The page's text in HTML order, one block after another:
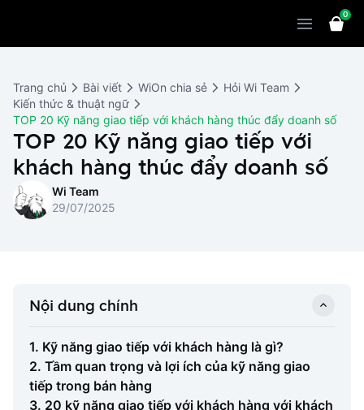
WiOn AI
WiOn Social
WiOn E-commerce
WiOn F&B
Chatbot
Marketing
CRM
Thiết kế website
Thiết bị
Bảng giá
Cùng WiOn
Báo chí
Thông báo
Wi Team
0
Trang chủ Bài viết WiOn chia sẻ
Hỏi Wi Team
Kiến thức & thuật ngữ
TOP 20 Kỹ năng giao tiếp với khách hàng thúc đẩy doanh số
TOP 20 Kỹ năng giao tiếp với
khách hàng thúc đẩy doanh số
Wi Team
29/07/2025
Nội dung chính
1. Kỹ năng giao tiếp với khách hàng là gì?
2. Tầm quan trọng và lợi ích của kỹ năng giao
tiếp trong bán hàng
3. 20 kỹ năng giao tiếp với khách hàng với khách